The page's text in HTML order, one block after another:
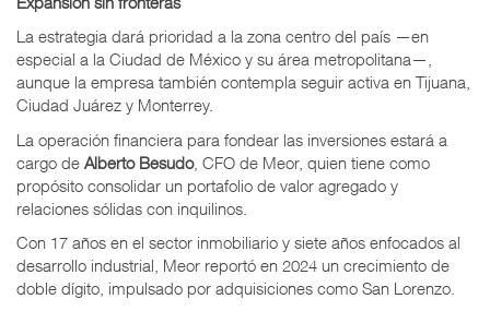
La estrategia dará prioridad a la zona centro del país —en
especial a la Ciudad de México y su área metropolitana—,
aunque la empresa también contempla seguir activa en Tijuana,
Ciudad Juárez y Monterrey.
La operación financiera para fondear las inversiones estará a
cargo de Alberto Besudo, CFO de Meor, quien tiene como
propósito consolidar un portafolio de valor agregado y
relaciones sólidas con inquilinos.
Con 17 años en el sector inmobiliario y siete años enfocados al
desarrollo industrial, Meor reportó en 2024 un crecimiento de
doble dígito, impulsado por adquisiciones como San Lorenzo.